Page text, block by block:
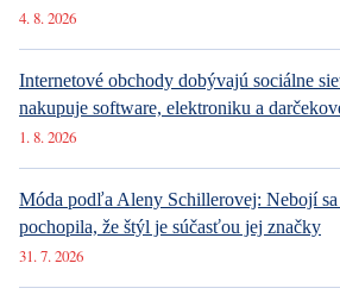
4. 8. 2026
Internetové obchody dobývajú sociálne
nakupuje software, elektroniku a
1. 8. 2026
Móda podľa Aleny Schillerovej: Nebojí
pochopila, že štýl je súčasťou jej značky
31. 7. 2026